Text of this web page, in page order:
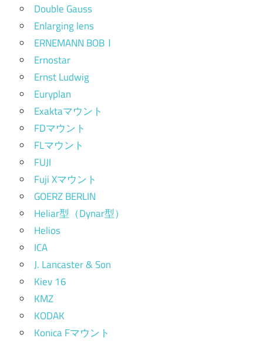
Double Gauss
Enlarging lens
ERNEMANN BOBⅠ
Ernostar
Ernst Ludwig
Euryplan
Exaktaマウント
FDマウント
FLマウント
FUJI
Fuji Xマウント
GOERZ BERLIN
Heliar型（Dynar型）
Helios
ICA
J. Lancaster & Son
Kiev 16
KMZ
KODAK
Konica Fマウント